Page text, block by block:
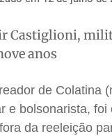
Castiglioni,
anos
de Colatina
e bolsonarista,
da reeleição